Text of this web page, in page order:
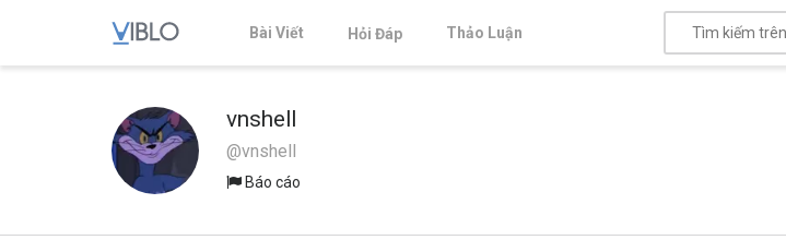
Bài Viết Hỏi Đáp Thảo Luận
vnshell
@vnshell
Báo cáo